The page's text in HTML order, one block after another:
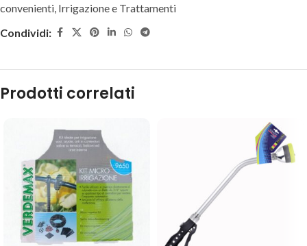
convenienti, Irrigazione e Trattamenti
Condividi:
Prodotti correlati